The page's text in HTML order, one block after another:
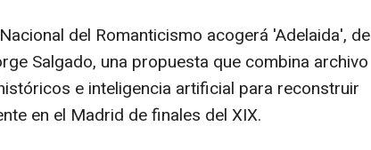
del Romanticismo acogerá 'Adelaida', de
Salgado, una propuesta que combina archivo
e inteligencia artificial para reconstruir
en el Madrid de finales del XIX.